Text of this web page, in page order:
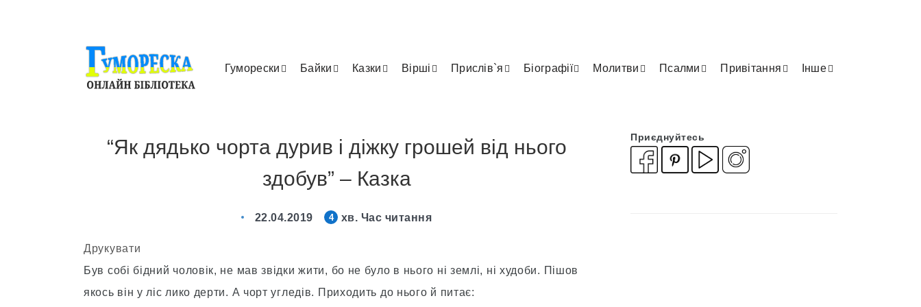
Гуморески Байки Казки Вірші Прислів`я Біографії Молитви Псалми Привітання Інше
“Як дядько чорта дурив і діжку грошей від нього
здобув” – Казка
22.04.2019 4 хв. Час читання
Друкувати
Був собі бідний чоловік, не мав звідки жити, бо не було в нього ні землі, ні худоби. Пішов
якось він у ліс лико дерти. А чорт угледів. Приходить до нього й питає:
Приєднуйтесь